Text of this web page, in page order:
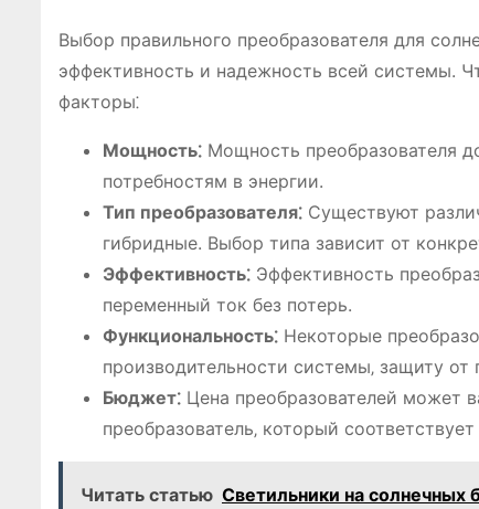
Выбор правильного преобразователя для
эффективность и надежность всей системы.
факторы⁚
Мощность⁚ Мощность преобразователя
потребностям в энергии.
Тип преобразователя⁚ Существуют
гибридные. Выбор типа зависит от
Эффективность⁚ Эффективность
переменный ток без потерь.
Функциональность⁚ Некоторые
производительности системы‚ защиту от
Бюджет⁚ Цена преобразователей может
преобразователь‚ который
Читать статью Светильники на солнечных